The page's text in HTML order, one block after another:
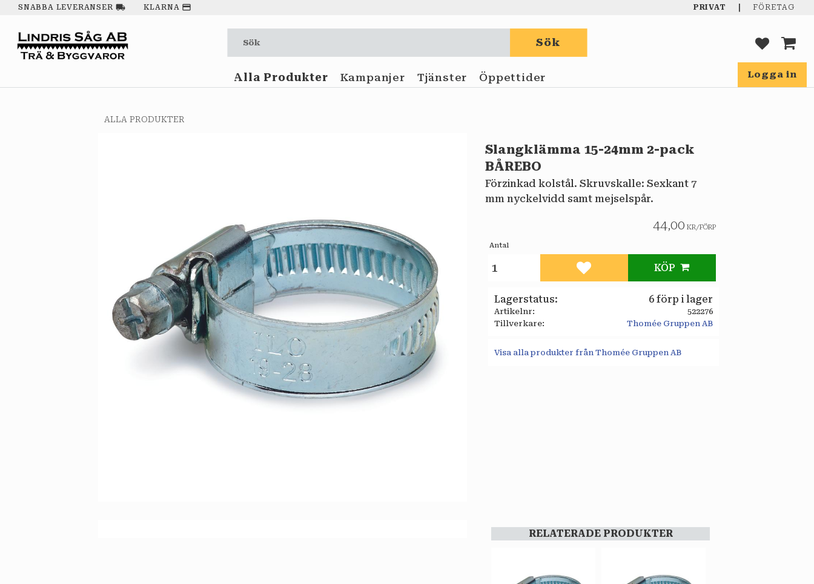
SNABBA LEVERANSER local_shipping KLARNA payment PRIVAT FÖRETAG
Logga in
Sök
Alla Produkter Kampanjer Tjänster Öppettider
ALLA PRODUKTER
Slangklämma 15-24mm 2-pack
BÅREBO
Förzinkad kolstål. Skruvskalle: Sexkant 7
mm nyckelvidd samt mejselspår.
44,00 KR/FÖRP
Antal
KÖP
Lägg till i favoriter
Lagerstatus 6 förp i lager
Artikelnr
522276
Tillverkare
Thomée Gruppen AB
Visa alla produkter från Thomée Gruppen AB
RELATERADE PRODUKTER